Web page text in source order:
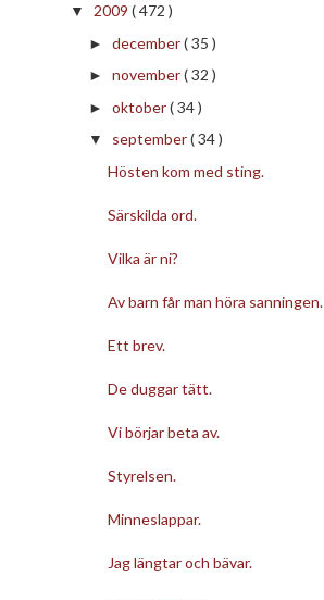
▼ 2009 ( 472 )
► december( 35 )
► november( 32 )
► oktober( 34 )
▼ september( 34 )
Hösten kom med sting.
Särskilda ord.
Vilka är ni?
Av barn får man höra sanningen.
Ett brev.
De duggar tätt.
Vi börjar beta av.
Styrelsen.
Minneslappar.
Jag längtar och bävar.